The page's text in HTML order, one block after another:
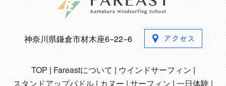
神奈川県鎌倉市材木座6−22−6
TOP Fareastについて
ウインドサーフィン
スタンドアップパドル
カヌー サーフィン 一日体験